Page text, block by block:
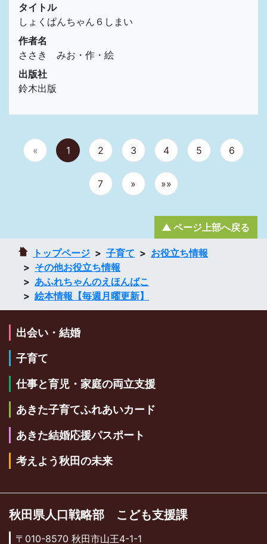
タイトル
しょくぱんちゃん６しまい
作者名
ささき みお・作・絵
出版社
鈴木出版
« 1 2 3 4 5 6
7 » »»
トップページ 子育て
お役立ち情報
その他お役立ち情報
あふれちゃんのえほんばこ
絵本情報【毎週月曜更新】
ページ上部へ戻る
出会い・結婚
子育て
仕事と育児・家庭の両立支援
あきた子育てふれあいカード
あきた結婚応援パスポート
考えよう秋田の未来
秋田県人口戦略部 こども支援課
〒010-8570 秋田市山王4-1-1